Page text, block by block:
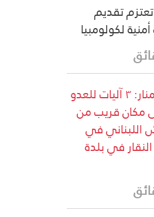
تقديم
لكولومبيا
مراسل المنار: ٣ آليات للعدو
مكان قريب من
اللبناني في
في بلدة